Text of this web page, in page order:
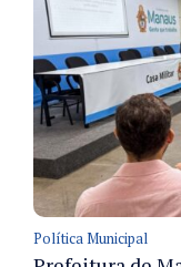
Política Municipal